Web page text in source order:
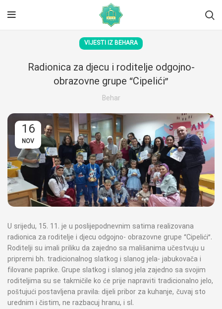
VIJESTI IZ BEHARA
Radionica za djecu i roditelje odgojno-
obrazovne grupe “Cipelići”
Behar
16
NOV
U srijedu, 15. 11. je u poslijepodnevnim satima realizovana
radionica za roditelje i djecu odgojno- obrazovne grupe “Cipelići”.
Roditelji su imali priliku da zajedno sa mališanima učestvuju u
pripremi bh. tradicionalnog slatkog i slanog jela- jabukovača i
filovane paprike. Grupe slatkog i slanog jela zajedno sa svojim
roditeljima su se takmičile ko će prije napraviti tradicionalno jelo,
poštujući postavljena pravila: dijeli pribor za kuhanje, čuvaj sto
urednim i čistim, ne razbacuj hranu, i sl.